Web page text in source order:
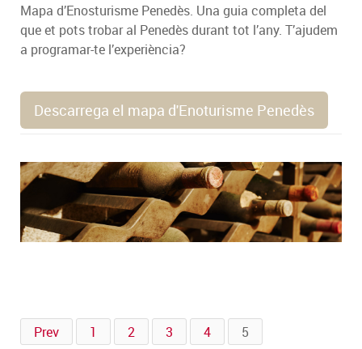
Mapa d’Enosturisme Penedès. Una guia completa del
que et pots trobar al Penedès durant tot l’any. T’ajudem
a programar-te l’experiència?
Descarrega el mapa d'Enoturisme Penedès
Prev 1 2 3 4 5